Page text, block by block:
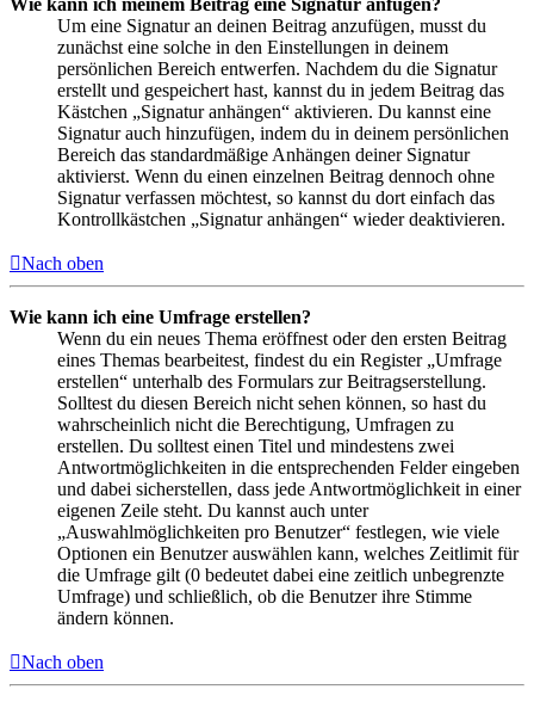
Wie kann ich meinem Beitrag eine Signatur anfügen?
Um eine Signatur an deinen Beitrag anzufügen, musst du
zunächst eine solche in den Einstellungen in deinem
persönlichen Bereich entwerfen. Nachdem du die Signatur
erstellt und gespeichert hast, kannst du in jedem Beitrag das
Kästchen „Signatur anhängen“ aktivieren. Du kannst eine
Signatur auch hinzufügen, indem du in deinem persönlichen
Bereich das standardmäßige Anhängen deiner Signatur
aktivierst. Wenn du einen einzelnen Beitrag dennoch ohne
Signatur verfassen möchtest, so kannst du dort einfach das
Kontrollkästchen „Signatur anhängen“ wieder deaktivieren.
Nach oben
Wie kann ich eine Umfrage erstellen?
Wenn du ein neues Thema eröffnest oder den ersten Beitrag
eines Themas bearbeitest, findest du ein Register „Umfrage
erstellen“ unterhalb des Formulars zur Beitragserstellung.
Solltest du diesen Bereich nicht sehen können, so hast du
wahrscheinlich nicht die Berechtigung, Umfragen zu
erstellen. Du solltest einen Titel und mindestens zwei
Antwortmöglichkeiten in die entsprechenden Felder eingeben
und dabei sicherstellen, dass jede Antwortmöglichkeit in einer
eigenen Zeile steht. Du kannst auch unter
„Auswahlmöglichkeiten pro Benutzer“ festlegen, wie viele
Optionen ein Benutzer auswählen kann, welches Zeitlimit für
die Umfrage gilt (0 bedeutet dabei eine zeitlich unbegrenzte
Umfrage) und schließlich, ob die Benutzer ihre Stimme
ändern können.
Nach oben